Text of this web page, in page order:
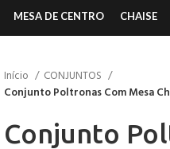
MESA DE CENTRO CHAISE
Início
CONJUNTOS
Conjunto Poltronas Com Mesa
Conjunto